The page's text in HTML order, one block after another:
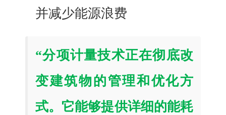
并减少能源浪费
“分项计量技术正在彻底改
变建筑物的管理和优化方
式。它能够提供详细的能耗